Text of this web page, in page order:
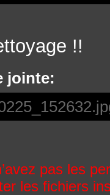
!!
jointe:
pas les
les fichiers